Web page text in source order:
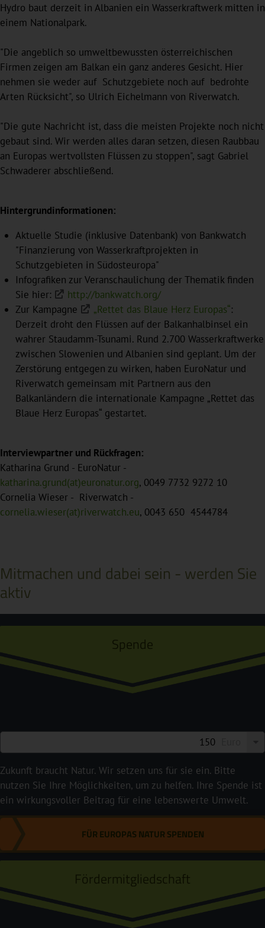
Hydro baut derzeit in Albanien ein Wasserkraftwerk mitten in
einem Nationalpark.
"Die angeblich so umweltbewussten österreichischen
Firmen zeigen am Balkan ein ganz anderes Gesicht. Hier
nehmen sie weder auf Schutzgebiete noch auf bedrohte
Arten Rücksicht", so Ulrich Eichelmann von Riverwatch.
"Die gute Nachricht ist, dass die meisten Projekte noch nicht
gebaut sind. Wir werden alles daran setzen, diesen Raubbau
an Europas wertvollsten Flüssen zu stoppen", sagt Gabriel
Schwaderer abschließend.
Hintergrundinformationen:
Aktuelle Studie (inklusive Datenbank) von Bankwatch
"Finanzierung von Wasserkraftprojekten in
Schutzgebieten in Südosteuropa"
Infografiken zur Veranschaulichung der Thematik finden
Sie hier:
http://bankwatch.org/
Zur Kampagne
„Rettet das Blaue Herz Europas“:
Derzeit droht den Flüssen auf der Balkanhalbinsel ein
wahrer Staudamm-Tsunami. Rund 2.700 Wasserkraftwerke
zwischen Slowenien und Albanien sind geplant. Um der
Zerstörung entgegen zu wirken, haben EuroNatur und
Riverwatch gemeinsam mit Partnern aus den
Balkanländern die internationale Kampagne „Rettet das
Blaue Herz Europas“ gestartet.
Interviewpartner und Rückfragen:
Katharina Grund - EuroNatur -
katharina.grund(at)euronatur.org, 0049 7732 9272 10
Cornelia Wieser - Riverwatch -
cornelia.wieser(at)riverwatch.eu, 0043 650 4544784
Mitmachen und dabei sein - werden Sie
aktiv
Spende
Zukunft braucht Natur. Wir setzen uns für sie ein. Bitte
nutzen Sie Ihre Möglichkeiten, um zu helfen. Ihre Spende ist
ein wirkungsvoller Beitrag für eine lebenswerte Umwelt.
FÜR EUROPAS NATUR SPENDEN
Fördermitgliedschaft